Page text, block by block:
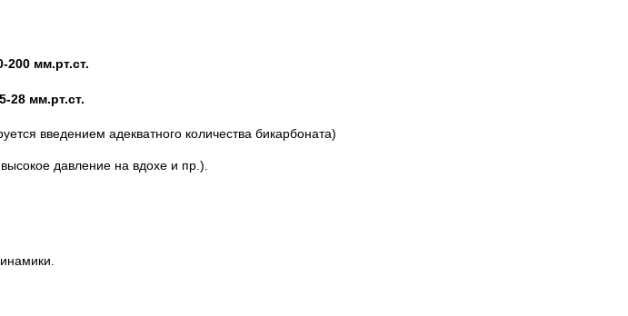
200 мм.рт.ст.
28 мм.рт.ст.
введением адекватного количества бикарбоната)
давление на вдохе и пр.).